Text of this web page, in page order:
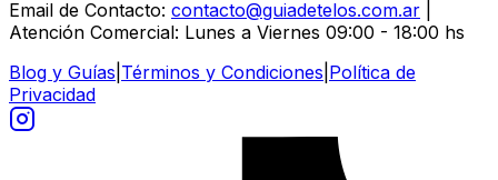
Email de Contacto: contacto@guiadetelos.com.ar
Atención Comercial: Lunes a Viernes 09:00 - 18:00 hs
Blog y Guías Términos y Condiciones Política de
Privacidad